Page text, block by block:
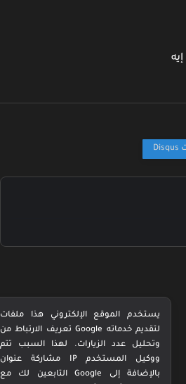
يستخدم الموقع الإلكتروني هذا ملفات
تعريف الارتباط من Google لتقديم خدماته
وتحليل عدد الزيارات. لهذا السبب تتم
مشاركة عنوان IP ووكيل المستخدم
التابعين لك مع Google بالإضافة إلى